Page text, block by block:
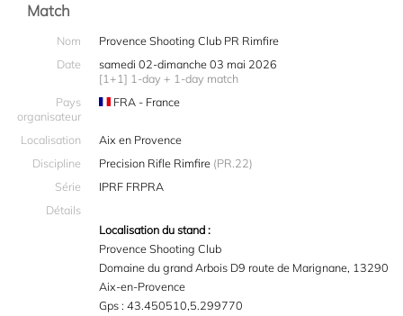
Match
Nom
Provence Shooting Club PR Rimfire
Date
samedi 02-dimanche 03 mai 2026
[1+1] 1-day + 1-day match
Pays
organisateur
FRA - France
Localisation
Aix en Provence
Discipline
Precision Rifle Rimfire (PR.22)
Série
IPRF FRPRA
Détails
Localisation du stand :
Provence Shooting Club
Domaine du grand Arbois D9 route de Marignane, 13290
Aix-en-Provence
Gps : 43.450510,5.299770